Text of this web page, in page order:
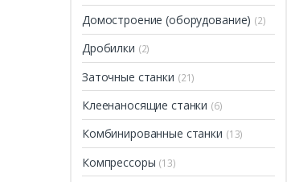
Домостроение (оборудование) (2)
Дробилки (2)
Заточные станки (21)
Клеенаносящие станки (6)
Комбинированные станки (13)
Компрессоры (13)